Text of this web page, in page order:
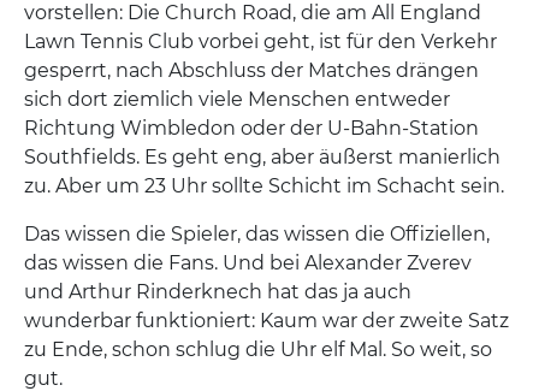
vorstellen: Die Church Road, die am All England
Lawn Tennis Club vorbei geht, ist für den Verkehr
gesperrt, nach Abschluss der Matches drängen
sich dort ziemlich viele Menschen entweder
Richtung Wimbledon oder der U-Bahn-Station
Southfields. Es geht eng, aber äußerst manierlich
zu. Aber um 23 Uhr sollte Schicht im Schacht sein.
Das wissen die Spieler, das wissen die Offiziellen,
das wissen die Fans. Und bei Alexander Zverev
und Arthur Rinderknech hat das ja auch
wunderbar funktioniert: Kaum war der zweite Satz
zu Ende, schon schlug die Uhr elf Mal. So weit, so
gut.